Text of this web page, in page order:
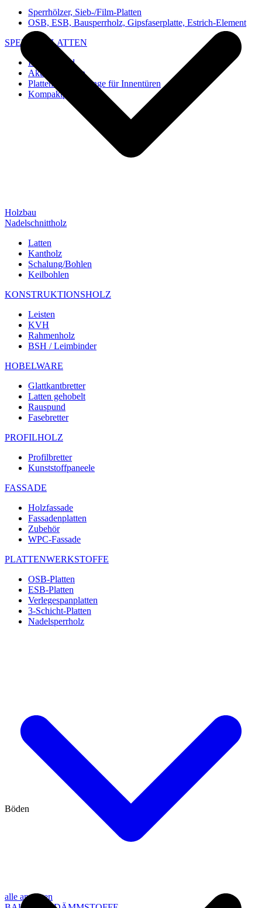
Sperrhölzer, Sieb-/Film-Platten
OSB, ESB, Bausperrholz, Gipsfaserplatte, Estrich-Element
SPEZIAL-PLATTEN
Imi-Verbund
Akustik-Platten
Platten und Rohlinge für Innentüren
Kompaktplatten
Holzbau
Nadelschnittholz
Latten
Kantholz
Schalung/Bohlen
Keilbohlen
KONSTRUKTIONSHOLZ
Leisten
KVH
Rahmenholz
BSH / Leimbinder
HOBELWARE
Glattkantbretter
Latten gehobelt
Rauspund
Fasebretter
PROFILHOLZ
Profilbretter
Kunststoffpaneele
FASSADE
Holzfassade
Fassadenplatten
Zubehör
WPC-Fassade
PLATTENWERKSTOFFE
OSB-Platten
ESB-Platten
Verlegespanplatten
3-Schicht-Platten
Nadelsperrholz
alle anzeigen
Böden